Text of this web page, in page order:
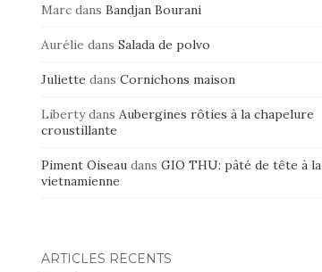
Marcdans Bandjan Bourani
Aurélie dans Salada de polvo
Juliette dans Cornichons maison
Libertydans Aubergines rôties à la chapelure
croustillante
Piment Oiseaudans GIO THU: pâté de tête à la
vietnamienne
ARTICLES RÉCENTS